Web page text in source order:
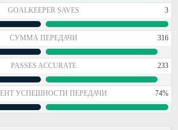
GOALKEEPER SAVES 3
СУММА ПЕРЕДАЧИ 316
PASSES ACCURATE 233
УСПЕШНОСТИ ПЕРЕДАЧИ 74%